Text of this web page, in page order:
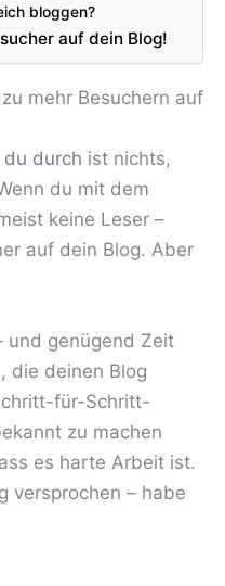
bloggen?
auf dein Blog!
mehr Besuchern auf
durch ist nichts,
du mit dem
keine Leser –
auf dein Blog. Aber
und genügend Zeit
die deinen Blog
für-Schritt-
zu machen
es harte Arbeit ist.
versprochen – habe